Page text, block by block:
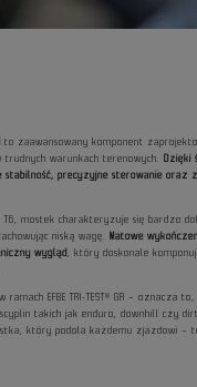
to zaawansowany komponent
warunkach terenowych. Dzięki
stabilność, precyzyjne sterowanie oraz
mostek charakteryzuje się bardzo
niską wagę. Matowe
wygląd, który doskonale
EFBE TRI-TEST® GR – oznacza to,
takich jak enduro, downhill czy
który podoła każdemu zjazdowi –